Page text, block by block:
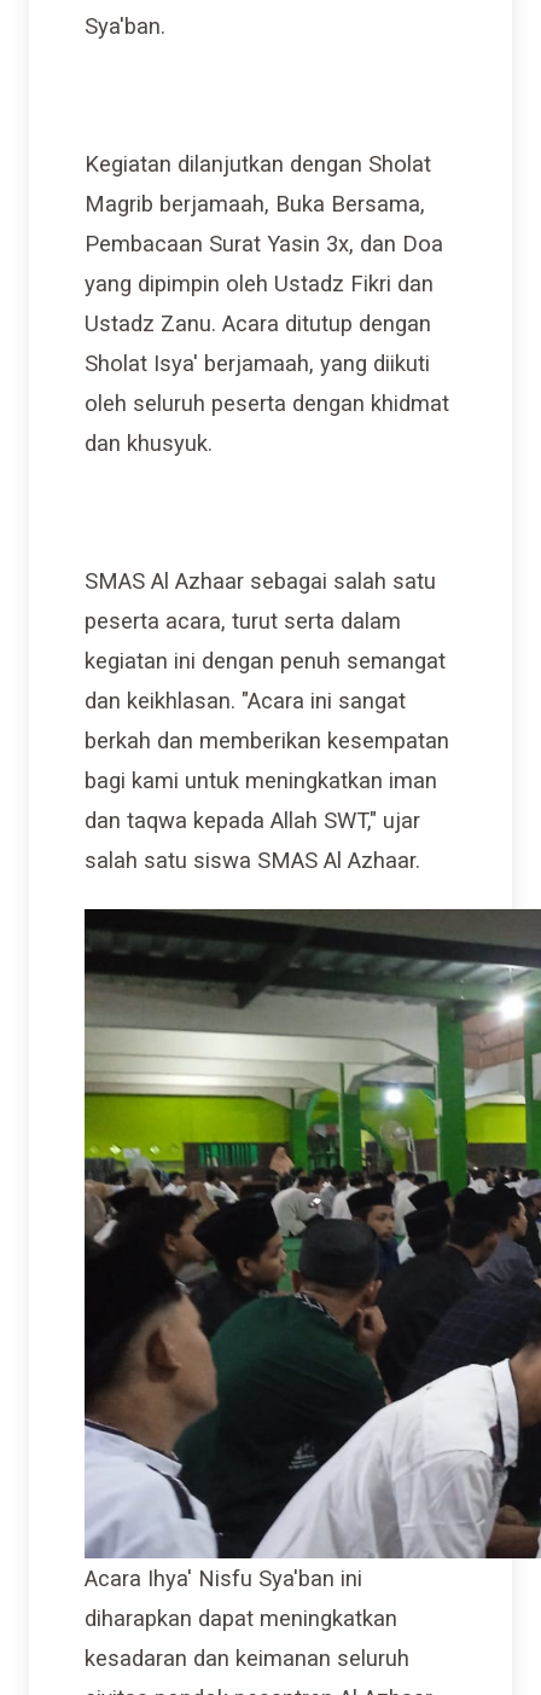
Sya'ban.
Kegiatan dilanjutkan dengan Sholat
Magrib berjamaah, Buka Bersama,
Pembacaan Surat Yasin 3x, dan Doa
yang dipimpin oleh Ustadz Fikri dan
Ustadz Zanu. Acara ditutup dengan
Sholat Isya' berjamaah, yang diikuti
oleh seluruh peserta dengan khidmat
dan khusyuk.
SMAS Al Azhaar sebagai salah satu
peserta acara, turut serta dalam
kegiatan ini dengan penuh semangat
dan keikhlasan. "Acara ini sangat
berkah dan memberikan kesempatan
bagi kami untuk meningkatkan iman
dan taqwa kepada Allah SWT," ujar
salah satu siswa SMAS Al Azhaar.
Acara Ihya' Nisfu Sya'ban ini
diharapkan dapat meningkatkan
kesadaran dan keimanan seluruh